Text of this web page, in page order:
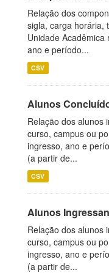
Relação dos
sigla, carga horária,
Unidade
ano e período...
CSV
Alunos
Relação dos alunos
curso, campus ou
ingresso, ano e
(a partir de...
CSV
Alunos
Relação dos alunos
curso, campus ou
ingresso, ano e
(a partir de...